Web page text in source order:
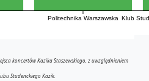
Politechnika Warszawska Klub
koncertów Kazika Staszewskiego, z uwzględnieniem
Studenckiego Kazik.